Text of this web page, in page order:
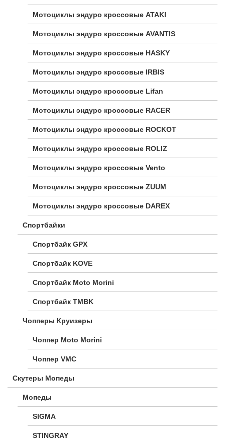
Мотоциклы эндуро кроссовые ATAKI
Мотоциклы эндуро кроссовые AVANTIS
Мотоциклы эндуро кроссовые HASKY
Мотоциклы эндуро кроссовые IRBIS
Мотоциклы эндуро кроссовые Lifan
Мотоциклы эндуро кроссовые RACER
Мотоциклы эндуро кроссовые ROCKOT
Мотоциклы эндуро кроссовые ROLIZ
Мотоциклы эндуро кроссовые Vento
Мотоциклы эндуро кроссовые ZUUM
Мотоциклы эндуро кроссовые DAREX
Спортбайки
Спортбайк GPX
Спортбайк KOVE
Спортбайк Moto Morini
Спортбайк TMBK
Чопперы Круизеры
Чоппер Moto Morini
Чоппер VMC
Скутеры Мопеды
Мопеды
SIGMA
STINGRAY